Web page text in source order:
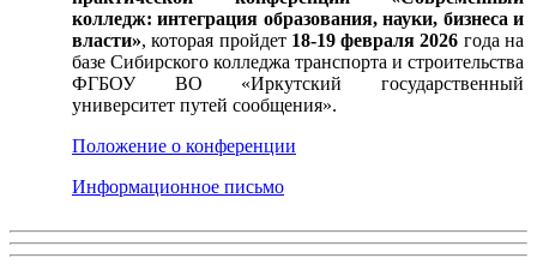
колледж: интеграция образования, науки, бизнеса и
власти», которая пройдет 18-19 февраля 2026 года на
базе Сибирского колледжа транспорта и строительства
ФГБОУ ВО «Иркутский государственный
университет путей сообщения».
Положение о конференции
Информационное письмо